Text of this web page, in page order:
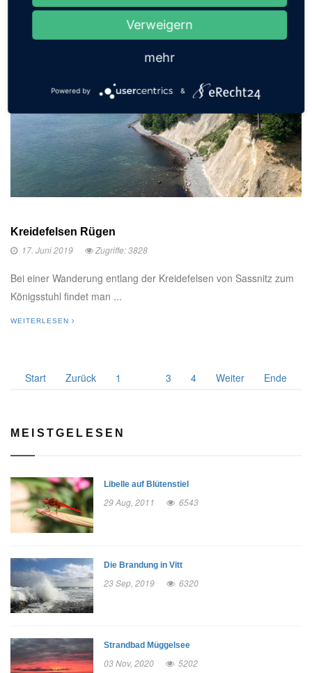
LANDSCHAFTEN
Kreidefelsen Rügen
17. Juni 2019
Zugriffe: 3828
Bei einer Wanderung entlang der Kreidefelsen von Sassnitz zum
Königsstuhl findet man ...
WEITERLESEN
Start Zurück 1 3 4 Weiter Ende
MEISTGELESEN
Libelle auf Blütenstiel
29 Aug, 2011 6543
Die Brandung in Vitt
23 Sep, 2019 6320
Strandbad Müggelsee
03 Nov, 2020 5202
Verweigern
mehr
Powered by &